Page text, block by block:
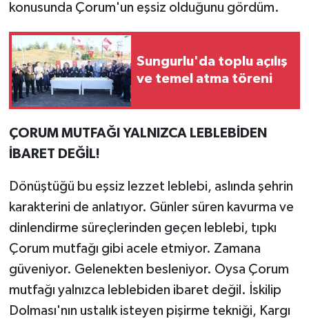
konusunda Çorum'un eşsiz olduğunu gördüm.
Sungurlu'da toplu açılış
ve temel atma töreni
ÇORUM MUTFAĞI YALNIZCA LEBLEBİDEN
İBARET DEĞİL!
Dönüştüğü bu eşsiz lezzet leblebi, aslında şehrin
karakterini de anlatıyor. Günler süren kavurma ve
dinlendirme süreçlerinden geçen leblebi, tıpkı
Çorum mutfağı gibi acele etmiyor. Zamana
güveniyor. Gelenekten besleniyor. Oysa Çorum
mutfağı yalnızca leblebiden ibaret değil. İskilip
Dolması'nın ustalık isteyen pişirme tekniği, Kargı